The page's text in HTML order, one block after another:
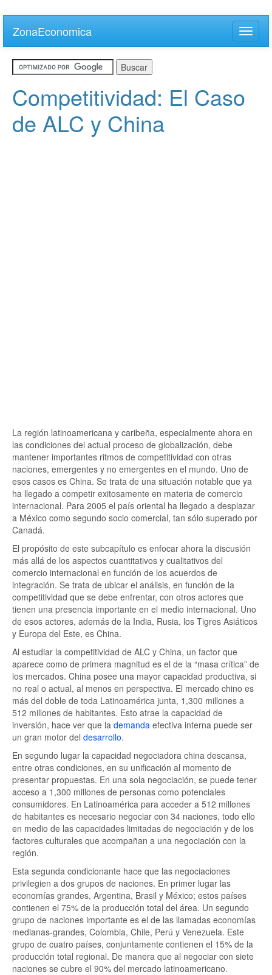
main
content
ZonaEconomica
Toggle
Competitividad: El Caso
de ALC y China
La región latinoamericana y caribeña, especialmente ahora en
las condiciones del actual proceso de globalización, debe
mantener importantes ritmos de competitividad con otras
naciones, emergentes y no emergentes en el mundo. Uno de
esos casos es China. Se trata de una situación notable que ya
ha llegado a competir exitosamente en materia de comercio
internacional. Para 2005 el país oriental ha llegado a desplazar
a México como segundo socio comercial, tan sólo superado por
Canadá.
El propósito de este subcapítulo es enfocar ahora la discusión
más allá de los aspectos cuantitativos y cualitativos del
comercio internacional en función de los acuerdos de
integración. Se trata de ubicar el análisis, en función de la
competitividad que se debe enfrentar, con otros actores que
tienen una presencia importante en el medio internacional. Uno
de esos actores, además de la India, Rusia, los Tigres Asiáticos
y Europa del Este, es China.
Al estudiar la competitividad de ALC y China, un factor que
aparece como de primera magnitud es el de la “masa crítica” de
los mercados. China posee una mayor capacidad productiva, si
no real o actual, al menos en perspectiva. El mercado chino es
más del doble de toda Latinoamérica junta, 1,300 millones a
512 millones de habitantes. Esto atrae la capacidad de
inversión, hace ver que la demanda efectiva interna puede ser
un gran motor del desarrollo.
En segundo lugar la capacidad negociadora china descansa,
entre otras condiciones, en su unificación al momento de
presentar propuestas. En una sola negociación, se puede tener
acceso a 1,300 millones de personas como potenciales
consumidores. En Latinoamérica para acceder a 512 millones
de habitantes es necesario negociar con 34 naciones, todo ello
en medio de las capacidades limitadas de negociación y de los
factores culturales que acompañan a una negociación con la
región.
Esta segunda condicionante hace que las negociaciones
privilegien a dos grupos de naciones. En primer lugar las
economías grandes, Argentina, Brasil y México; estos países
contienen el 75% de la producción total del área. Un segundo
grupo de naciones importante es el de las llamadas economías
medianas-grandes, Colombia, Chile, Perú y Venezuela. Este
grupo de cuatro países, conjuntamente contienen el 15% de la
producción total regional. De manera que al negociar con siete
naciones se cubre el 90% del mercado latinoamericano.